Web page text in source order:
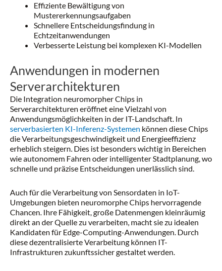
Effiziente Bewältigung von
Mustererkennungsaufgaben
Schnellere Entscheidungsfindung in
Echtzeitanwendungen
Verbesserte Leistung bei komplexen KI-Modellen
Anwendungen in modernen
Serverarchitekturen
Die Integration neuromorpher Chips in
Serverarchitekturen eröffnet eine Vielzahl von
Anwendungsmöglichkeiten in der IT-Landschaft. In
serverbasierten KI-Inferenz-Systemen können diese Chips
die Verarbeitungsgeschwindigkeit und Energieeffizienz
erheblich steigern. Dies ist besonders wichtig in Bereichen
wie autonomem Fahren oder intelligenter Stadtplanung, wo
schnelle und präzise Entscheidungen unerlässlich sind.
Auch für die Verarbeitung von Sensordaten in IoT-
Umgebungen bieten neuromorphe Chips hervorragende
Chancen. Ihre Fähigkeit, große Datenmengen kleinräumig
direkt an der Quelle zu verarbeiten, macht sie zu idealen
Kandidaten für Edge-Computing-Anwendungen. Durch
diese dezentralisierte Verarbeitung können IT-
Infrastrukturen zukunftssicher gestaltet werden.